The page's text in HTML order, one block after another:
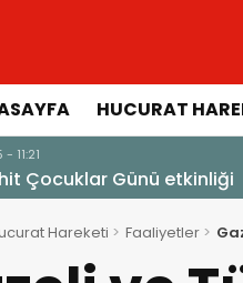
HUCURAT
Ayetlerle
Hareketi Faaliyetler